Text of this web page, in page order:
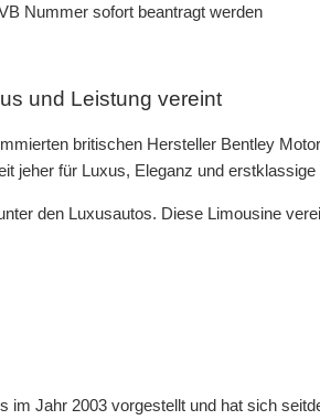
Nummer sofort beantragt werden
und Leistung vereint
britischen Hersteller Bentley
jeher für Luxus, Eleganz und erstklassige
den Luxusautos. Diese Limousine
im Jahr 2003 vorgestellt und hat sich